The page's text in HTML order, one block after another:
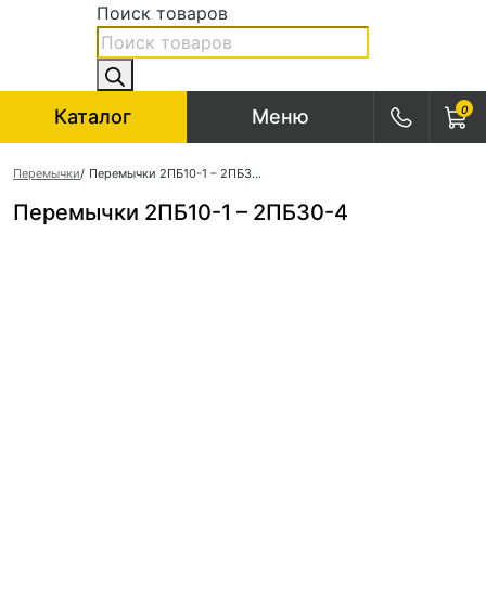
Поиск товаров
Каталог Меню 0
Перемычки/ Перемычки 2ПБ10-1 – 2ПБ30-4
Перемычки 2ПБ10-1 – 2ПБ30-4